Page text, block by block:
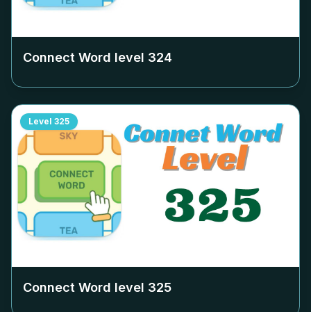
Connect Word level 324
Level 325
Connect Word level 325